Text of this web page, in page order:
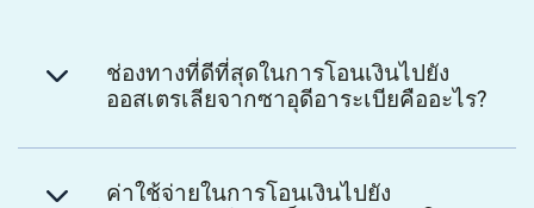
ช่องทางที่ดีที่สุดในการโอนเงินไปยัง
ออสเตรเลียจากซาอุดีอาระเบียคืออะไร?
ค่าใช้จ่ายในการโอนเงินไปยัง